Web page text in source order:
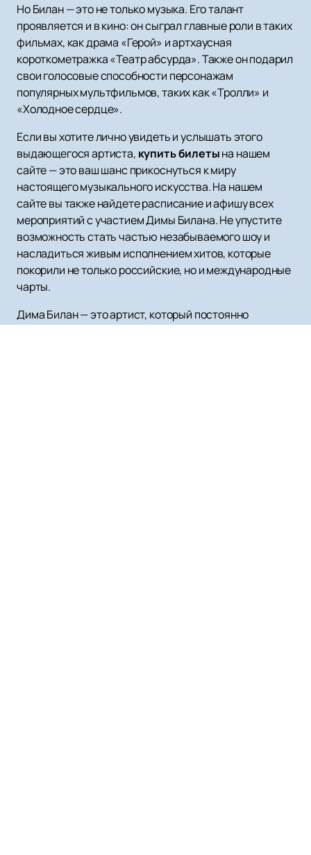
Но Билан — это не только музыка. Его талант
проявляется и в кино: он сыграл главные роли в таких
фильмах, как драма «Герой» и артхаусная
короткометражка «Театр абсурда». Также он подарил
свои голосовые способности персонажам
популярных мультфильмов, таких как «Тролли» и
«Холодное сердце».
Если вы хотите лично увидеть и услышать этого
выдающегося артиста, купить билетына нашем
сайте — это ваш шанс прикоснуться к миру
настоящего музыкального искусства. На нашем
сайте вы также найдете расписание и афишу всех
мероприятий с участием Димы Билана. Не упустите
возможность стать частью незабываемого шоу и
насладиться живым исполнением хитов, которые
покорили не только российские, но и международные
чарты.
Дима Билан — это артист, который постоянно